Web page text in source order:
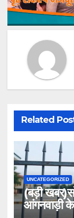
Related
UNCATEGORIZED
(बड़ी
आंगनवाड़ी